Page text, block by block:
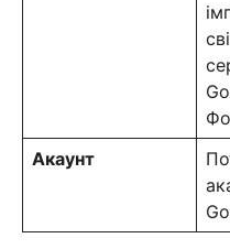
Акаунт